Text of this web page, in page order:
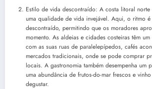
Estilo de vida descontraído: A costa litoral
uma qualidade de vida invejável. Aqui, o ritmo
descontraído, permitindo que os moradores
momento. As aldeias e cidades costeiras têm
com as suas ruas de paralelepípedos, cafés
mercados tradicionais, onde se pode comprar
locais. A gastronomia também desempenha um
uma abundância de frutos-do-mar frescos e
degustar.